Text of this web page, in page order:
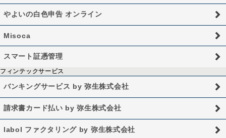
やよいの白色申告 オンライン
Misoca
スマート証憑管理
フィンテックサービス
バンキングサービス by 弥生株式会社
請求書カード払い by 弥生株式会社
labol ファクタリング by 弥生株式会社